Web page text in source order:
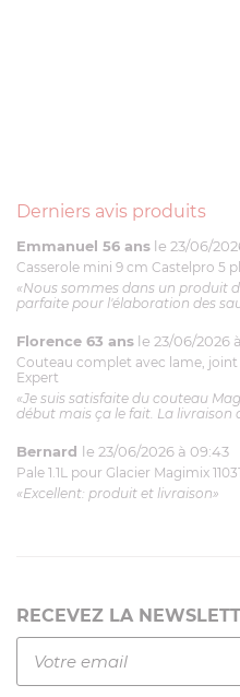
Derniers avis produits
Emmanuel 56 ans le 23/06/
Casserole mini 9 cm Castelpro 5
«Nous sommes dans un produit
parfaite pour l'élaboration des
Florence 63 ans le 23/06/2026 à
Couteau complet avec lame,
Expert
«Je suis satisfaite du couteau
début mais ça le fait. La livraison
Bernard le 23/06/2026 à 09:43
Pale 1.1L pour Glacier Magimix
«Excellent: produit et livraison»
RECEVEZ LA